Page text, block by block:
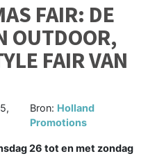
FAIR: DE
OUTDOOR,
FAIR VAN
Bron: Holland
Promotions
26 tot en met zondag